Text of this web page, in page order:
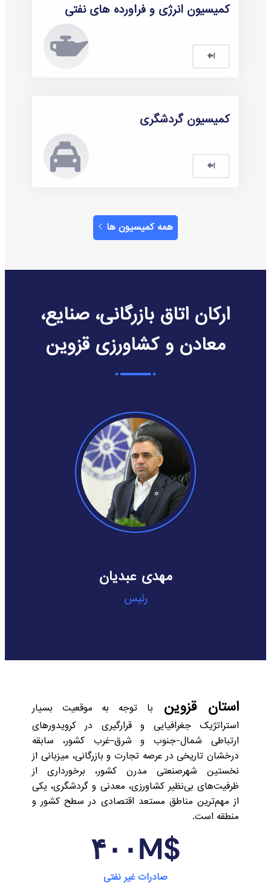
کمیسیون انرژی و فراورده های نفتی
کمیسیون گردشگری
همه ‌کمیسیون ها
ارکان اتاق بازرگانی، صنایع،
معادن و کشاورزی قزوین
نیما بصیری طهرانی
نایب رئیس
استان قزوین
با توجه به موقعیت بسیار
استراتژیک جغرافیایی و قرارگیری در کرویدورهای
ارتباطی شمال-جنوب و شرق–غرب کشور، سابقه
درخشان تاریخی در عرصه تجارت و بازرگانی، میزبانی از
نخستین شهرصنعتی مدرن کشور، برخورداری از
ظرفیت‌های بی‌نظیر کشاورزی، معدنی و گردشگری، یکی
از مهم‌ترین مناطق مستعد اقتصادی در سطح کشور و
منطقه است.
۴۰۰M$
صادرات غیر نفتی